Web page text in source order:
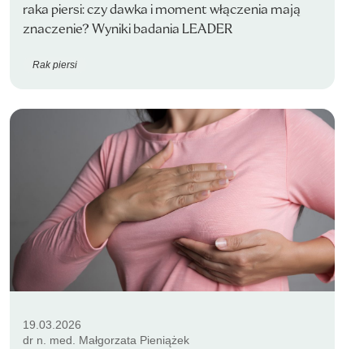
raka piersi: czy dawka i moment włączenia mają
znaczenie? Wyniki badania LEADER
Rak piersi
19.03.2026
dr n. med. Małgorzata Pieniążek